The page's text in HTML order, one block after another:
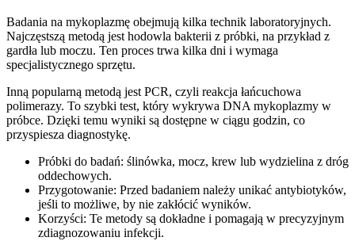
Badania na mykoplazmę obejmują kilka technik laboratoryjnych.
Najczęstszą metodą jest hodowla bakterii z próbki, na przykład z
gardła lub moczu. Ten proces trwa kilka dni i wymaga
specjalistycznego sprzętu.
Inną popularną metodą jest PCR, czyli reakcja łańcuchowa
polimerazy. To szybki test, który wykrywa DNA mykoplazmy w
próbce. Dzięki temu wyniki są dostępne w ciągu godzin, co
przyspiesza diagnostykę.
Próbki do badań: ślinówka, mocz, krew lub wydzielina z dróg
oddechowych.
Przygotowanie: Przed badaniem należy unikać antybiotyków,
jeśli to możliwe, by nie zakłócić wyników.
Korzyści: Te metody są dokładne i pomagają w precyzyjnym
zdiagnozowaniu infekcji.